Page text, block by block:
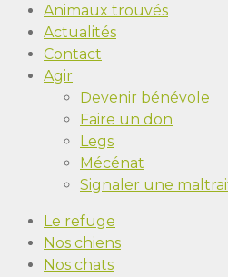
Animaux trouvés
Actualités
Contact
Agir
Devenir bénévole
Faire un don
Legs
Mécénat
Signaler une
Le refuge
Nos chiens
Nos chats